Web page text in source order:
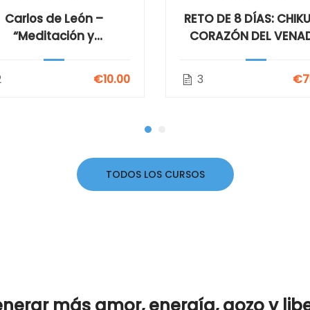
DE 8 DÍAS: CHIKUNG
DEL VENADO
€75.00
¡Ilumínate con el
1er Nivel!
2
TODOS LOS CURSOS